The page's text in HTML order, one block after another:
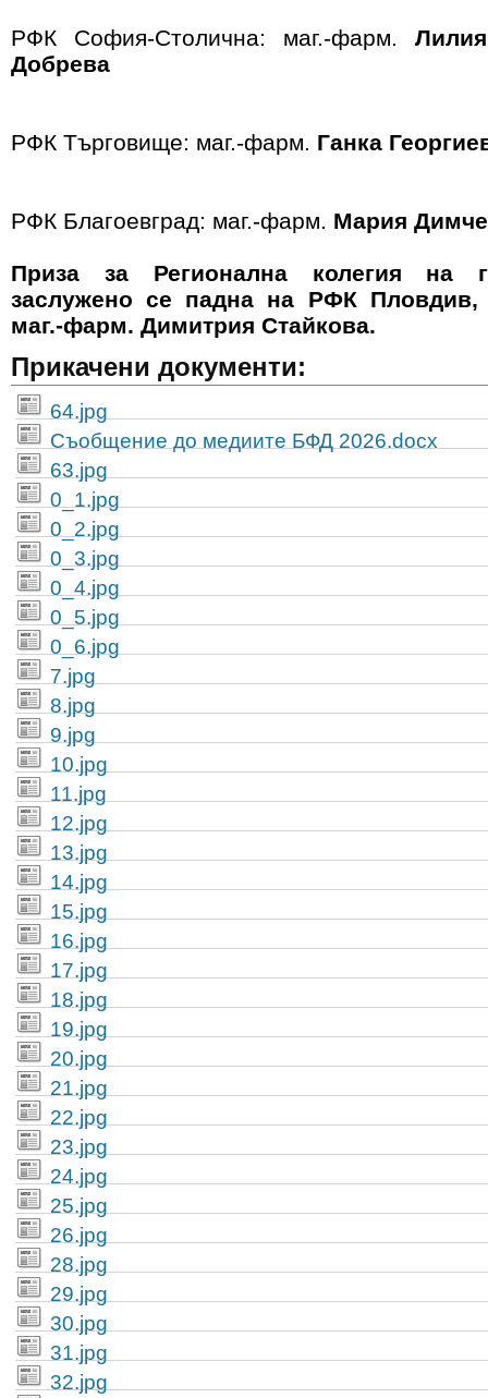
РФК София-Столична: маг.-фарм.
Добрева
РФК Търговище: маг.-фарм. Ганка
РФК Благоевград: маг.-фарм. Мария
Приза за Регионална колегия на
заслужено се падна на РФК Пловдив,
маг.-фарм. Димитрия Стайкова.
Прикачени документи:
64.jpg
Съобщение до медиите БФД 2026.docx
63.jpg
0_1.jpg
0_2.jpg
0_3.jpg
0_4.jpg
0_5.jpg
0_6.jpg
7.jpg
8.jpg
9.jpg
10.jpg
11.jpg
12.jpg
13.jpg
14.jpg
15.jpg
16.jpg
17.jpg
18.jpg
19.jpg
20.jpg
21.jpg
22.jpg
23.jpg
24.jpg
25.jpg
26.jpg
28.jpg
29.jpg
30.jpg
31.jpg
32.jpg